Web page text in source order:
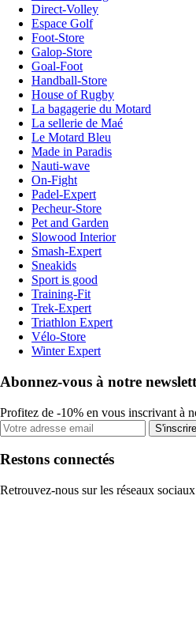
Direct-Volley
Espace Golf
Foot-Store
Galop-Store
Goal-Foot
Handball-Store
House of Rugby
La bagagerie du Motard
La sellerie de Maé
Le Motard Bleu
Made in Paradis
Nauti-wave
On-Fight
Padel-Expert
Pecheur-Store
Pet and Garden
Slowood Interior
Smash-Expert
Sneakids
Sport is good
Training-Fit
Trek-Expert
Triathlon Expert
Vélo-Store
Winter Expert
Abonnez-vous à notre
Profitez de -10% en vous inscrivant à
S'inscrire
Restons connectés
Retrouvez-nous sur les réseaux sociaux